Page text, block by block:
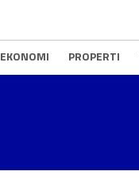
EKONOMI PROPERTI